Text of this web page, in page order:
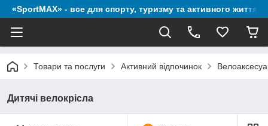
«SportMAX» - все для спорту, туризму та активного життя
Товари та послуги Активний відпочинок
Дитячі велокрісла